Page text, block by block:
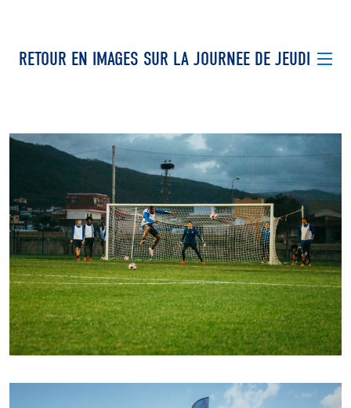
RETOUR EN IMAGES SUR LA JOURNEE DE JEUDI